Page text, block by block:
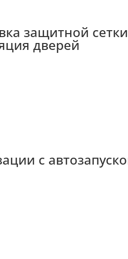
защитной
дверей
с